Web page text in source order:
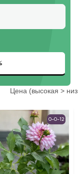
Цена (высокая >
0-0-12